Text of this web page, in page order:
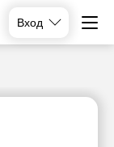
Вход